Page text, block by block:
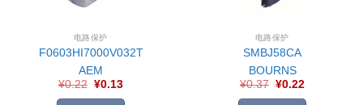
电路保护
F0603HI7000V032T
AEM
¥0.22 ¥0.13
电路保护
SMBJ58CA
BOURNS
¥0.37 ¥0.22